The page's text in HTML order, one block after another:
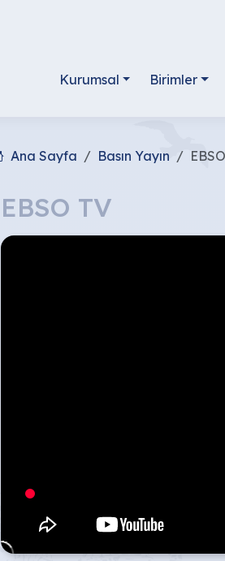
Kurumsal Birimler
Ana Sayfa Basın Yayın
EBSO TV